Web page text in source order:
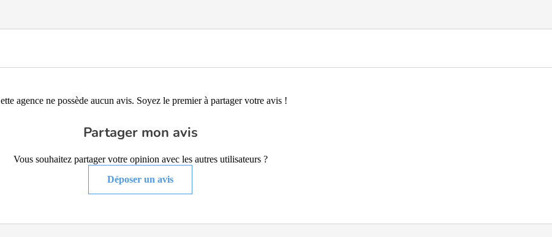
agence ne possède aucun avis. Soyez le premier à partager votre avis !
Partager mon avis
Vous souhaitez partager votre opinion avec les autres utilisateurs ?
Déposer un avis